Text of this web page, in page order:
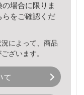
場合に限りま
ら をご確認くだ
によって、商品
ざいます。
て